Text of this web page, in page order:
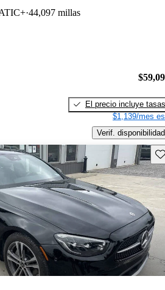
44,097 millas
El precio incluye tasas
$1,139/mes
Verif. disponibilidad